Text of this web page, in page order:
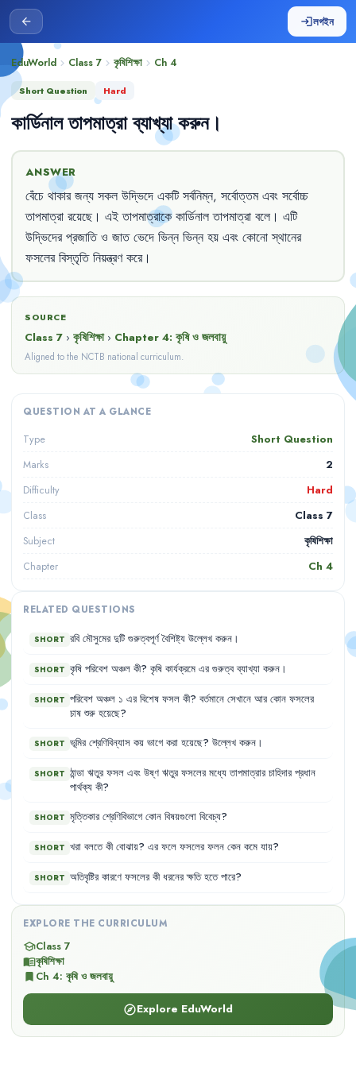
arrow_back loginলগইন
EduWorld chevron_right Class 7 chevron_right কৃষিশিক্ষা chevron_right Ch 4
Short Question Hard
কার্ডিনাল তাপমাত্রা ব্যাখ্যা করুন।
ANSWER
বেঁচে থাকার জন্য সকল উদ্ভিদে একটি সর্বনিম্ন, সর্বোত্তম এবং সর্বোচ্চ
তাপমাত্রা রয়েছে। এই তাপমাত্রাকে কার্ডিনাল তাপমাত্রা বলে। এটি
উদ্ভিদের প্রজাতি ও জাত ভেদে ভিন্ন ভিন্ন হয় এবং কোনো স্থানের
ফসলের বিস্তৃতি নিয়ন্ত্রণ করে।
SOURCE
Class 7 › কৃষিশিক্ষা › Chapter 4: কৃষি ও জলবায়ু
Aligned to the NCTB national curriculum.
QUESTION AT A GLANCE
Type Short Question
Marks 2
Difficulty Hard
Class Class 7
Subject কৃষিশিক্ষা
Chapter Ch 4
RELATED QUESTIONS
SHORT রবি মৌসুমের দুটি গুরুত্বপূর্ণ বৈশিষ্ট্য উল্লেখ করুন ।
SHORT কৃষি পরিবেশ অঞ্চল কী? কৃষি কার্যক্রমে এর গুরুত্ব ব্যাখ্যা করুন ।
SHORT পরিবেশ অঞ্চল ১ এর বিশেষ ফসল কী? বর্তমানে সেখানে আর কোন ফসলের
চাষ শুরু হয়েছে?
SHORT ভূমির শ্রেণিবিন্যাস কয় ভাগে করা হয়েছে? উল্লেখ করুন ।
SHORT ঠান্ডা ঋতুর ফসল এবং উষ্ণ ঋতুর ফসলের মধ্যে তাপমাত্রার চাহিদার প্রধান
পার্থক্য কী?
SHORT মৃত্তিকার শ্রেণিবিভাগে কোন বিষয়গুলো বিবেচ্য?
SHORT খরা বলতে কী বোঝায়? এর ফলে ফসলের ফলন কেন কমে যায়?
SHORT অতিবৃষ্টির কারণে ফসলের কী ধরনের ক্ষতি হতে পারে?
EXPLORE THE CURRICULUM
schoolClass 7
menu_bookকৃষিশিক্ষা
bookmark Ch 4: কৃষি ও জলবায়ু
exploreExplore EduWorld